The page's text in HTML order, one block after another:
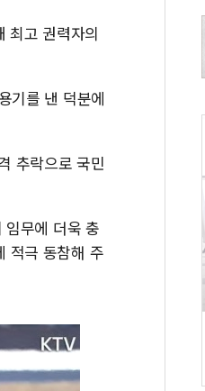
최고 권력자의
기를 낸 덕분에
추락으로 국민
무에 더욱 충
적극 동참해 주